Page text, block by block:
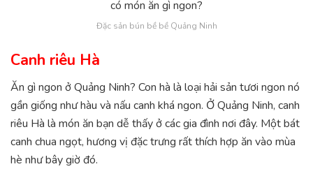
Đặc sản bún bề bề Quảng Ninh
Canh riêu Hà
Ăn gì ngon ở Quảng Ninh? Con hà là loại hải sản tươi ngon nó
gần giống như hàu và nấu canh khá ngon. Ở Quảng Ninh, canh
riêu Hà là món ăn bạn dễ thấy ở các gia đình nơi đây. Một bát
canh chua ngọt, hương vị đặc trưng rất thích hợp ăn vào mùa
hè như bây giờ đó.